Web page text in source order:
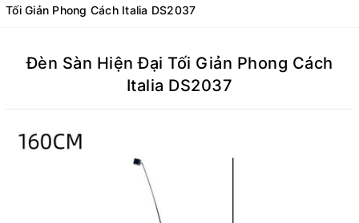
Tối Giản Phong Cách Italia DS2037
Đèn Sàn Hiện Đại Tối Giản Phong Cách
Italia DS2037